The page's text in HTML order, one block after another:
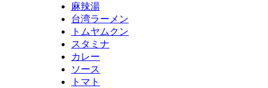
麻辣湯
台湾ラーメン
トムヤムクン
スタミナ
カレー
ソース
トマト